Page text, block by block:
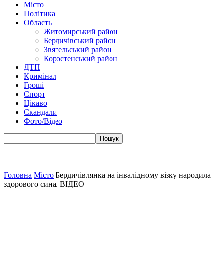
Місто
Політика
Область
Житомирський район
Бердичівський район
Звягельський район
Коростенський район
ДТП
Кримінал
Гроші
Спорт
Цікаво
Скандали
Фото/Відео
Головна Місто Бердичівлянка на інвалідному візку народила
здорового сина. ВІДЕО